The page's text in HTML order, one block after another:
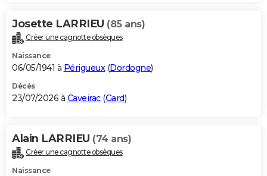
Carte de Noël
Carte Bonne année
Carte Saint-Valentin
Carte Pâques
Carte d'anniversaire
DICTIONNAIRE
Dictionnaire
Biographies
Citations
Expressions
Proverbes
PROGRAMME TV
S'inscrire
Se connecter
Lycées
Collèges
Primaires
Universités
Entreprises
Service militaire
Avis de recherche
AVIS DE DÉCÈS
Bricolage
Lifestyle
Culture
Sport
Auto
Television
Voyage
Cinema
Josette LARRIEU (85 ans)
Créer une cagnotte obsèques
Naissance
06/05/1941 à Périgueux(Dordogne)
Décès
23/07/2026 à Caveirac(Gard)
Alain LARRIEU (74 ans)
Créer une cagnotte obsèques
Naissance